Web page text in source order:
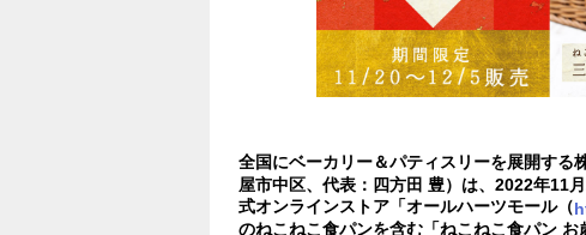
全国にベーカリー＆パティスリーを展開する
屋市中区、代表：四方田 豊）は、2022年11
式オンラインストア「オールハーツモール（
のねこねこ食パンを含む「ねこねこ食パン お